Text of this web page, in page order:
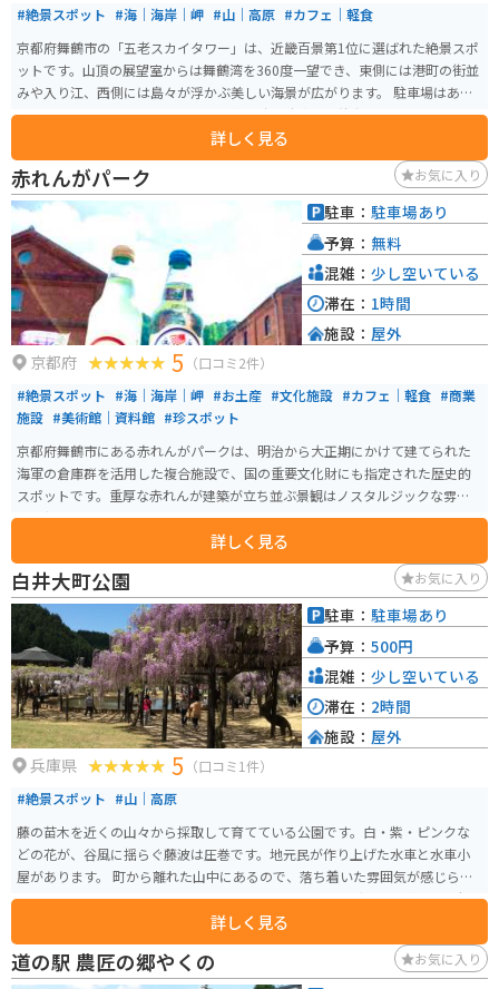
#絶景スポット #海｜海岸｜岬 #山｜高原 #カフェ｜軽食
京都府舞鶴市の「五老スカイタワー」は、近畿百景第1位に選ばれた絶景スポ
ットです。山頂の展望室からは舞鶴湾を360度一望でき、東側には港町の街並
みや入り江、西側には島々が浮かぶ美しい海景が広がります。 駐車場はあり
ますがバイク専用スペースはなく、車の端に駐車して徒歩すぐでアクセス可
能。階段またはエレベーターで展望室へ上がれます。晴天時はもちろん、夕
暮れ時の景色も格別です。 館内では「艦これ」コラボ企画も実施されてお
り、カフェ（10時オープン）では「妙高カレー」などの限定メニューも楽し
めます。舞鶴観光の際にはぜひ立ち寄りたいスポットです。
詳しく見る
赤れんがパーク お気に入り
京都府 5 （口コミ2件）
#絶景スポット #海｜海岸｜岬 #お土産 #文化施設 #カフェ｜軽食 #商業
施設 #美術館｜資料館 #珍スポット
京都府舞鶴市にある赤れんがパークは、明治から大正期にかけて建てられた
海軍の倉庫群を活用した複合施設で、国の重要文化財にも指定された歴史的
スポットです。重厚な赤れんが建築が立ち並ぶ景観はノスタルジックな雰囲
気に包まれ、映画やドラマのロケ地としても知られています。施設内にはカ
フェや土産店、特産品コーナーがあり、ゆったりとした時間を過ごしながら
食事や買い物が楽しめます。 また、レンガの歴史を学べる展示やイベントス
ペース、遊覧船の発着所もあり、観光の拠点としても充実しています。港町
ならではの開放感ある景色も魅力で、散策するだけでも楽しめます。バイク
で訪れる場合は有料駐車場が整備されており、最大料金設定もあるため安心
して立ち寄れます。日本海側ツーリングの途中に、歴史と風景を味わえる休
憩スポットとしておすすめです。
詳しく見る
駐車： 駐車場あり
予算： 無料
混雑： 少し空いている
滞在： 1時間
施設： 屋外
白井大町公園 お気に入り
兵庫県 5 （口コミ1件）
#絶景スポット #山｜高原
藤の苗木を近くの山々から採取して育てている公園です。白・紫・ピンクな
どの花が、谷風に揺らぐ藤波は圧巻です。地元民が作り上げた水車と水車小
屋があります。 町から離れた山中にあるので、落ち着いた雰囲気が感じられ
ます。「ドライブインやくも」の近くにあり、ツーリングで立ち寄るのに便
詳しく見る
駐車： 駐車場あり
予算： 500円
混雑： 少し空いている
滞在： 2時間
施設： 屋外
道の駅 農匠の郷やくの お気に入り